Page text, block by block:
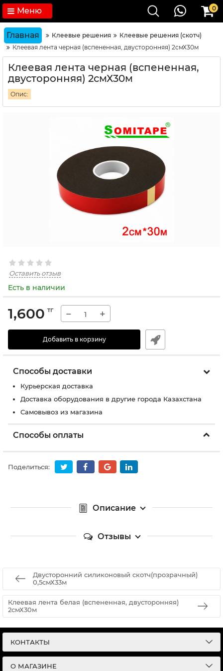
Меню 0
Главная Клеевые решения
Клеевые решения (скотч)
Клеевая лента черная (вспененная, двусторонняя) 2смХ30м
Клеевая лента черная (вспененная,
двусторонняя) 2смХ30м
Опис:
Оставить отзыв
Есть в наличии
1,600 тг − +
Добавить в корзину
Способы доставки
Курьерская доставка
Доставка оборудования в другие города Казахстана
Самовывоз из магазина
Способы оплаты
Поделиться:
Описание
Отзывы
Двусторонний силиконовый скотч(прозрачный)
0,5смХ33м
Клеевая лента белая (вспененная, двусторонняя)
2смХ30м
КОНТАКТЫ
О МАГАЗИНЕ